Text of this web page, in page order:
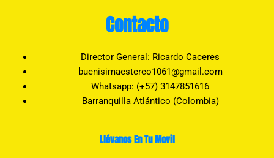
Contacto
Director General: Ricardo Caceres
buenisimaestereo1061@gmail.com
Whatsapp: (+57) 3147851616
Barranquilla Atlántico (Colombia)
Llévanos En Tu Movil